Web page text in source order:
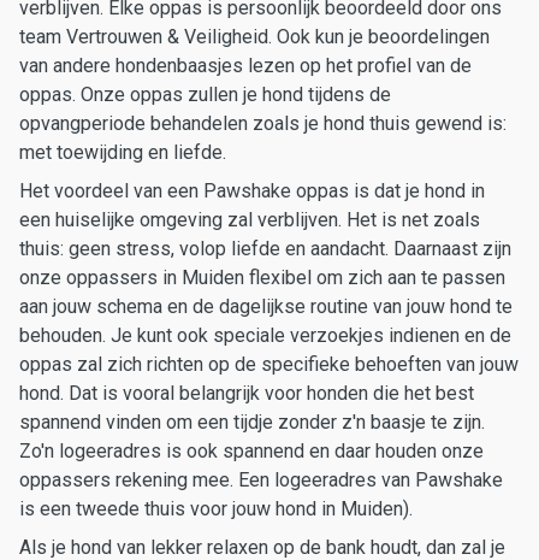
verblijven. Elke oppas is persoonlijk beoordeeld door ons
team Vertrouwen & Veiligheid. Ook kun je beoordelingen
van andere hondenbaasjes lezen op het profiel van de
oppas. Onze oppas zullen je hond tijdens de
opvangperiode behandelen zoals je hond thuis gewend is:
met toewijding en liefde.
Het voordeel van een Pawshake oppas is dat je hond in
een huiselijke omgeving zal verblijven. Het is net zoals
thuis: geen stress, volop liefde en aandacht. Daarnaast zijn
onze oppassers in Muiden flexibel om zich aan te passen
aan jouw schema en de dagelijkse routine van jouw hond te
behouden. Je kunt ook speciale verzoekjes indienen en de
oppas zal zich richten op de specifieke behoeften van jouw
hond. Dat is vooral belangrijk voor honden die het best
spannend vinden om een tijdje zonder z'n baasje te zijn.
Zo'n logeeradres is ook spannend en daar houden onze
oppassers rekening mee. Een logeeradres van Pawshake
is een tweede thuis voor jouw hond in Muiden).
Als je hond van lekker relaxen op de bank houdt, dan zal je